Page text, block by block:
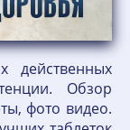
действенных
Обзор
фото видео.